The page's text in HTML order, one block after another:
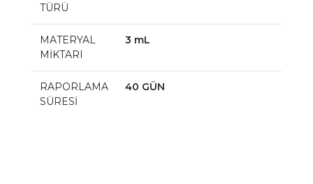
TÜRÜ
MATERYAL
MİKTARI
3 mL
RAPORLAMA
SÜRESİ
40 GÜN